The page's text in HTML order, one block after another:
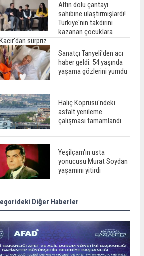
Altın dolu çantayı
sahibine ulaştırmışlardı!
Türkiye'nin takdirini
kazanan çocuklara
sürpriz
Sanatçı Tanyeli'den acı
haber geldi: 54 yaşında
yaşama gözlerini yumdu
Haliç Köprüsü'ndeki
asfalt yenileme
çalışması tamamlandı
Yeşilçam'ın usta
yonucusu Murat Soydan
yaşamını yitirdi
Meral Akşener ile
Müsavat Dervişoğlu
cenazede görüntülendi
29 Mayıs okullar tatil mi?
Diğer Haberler